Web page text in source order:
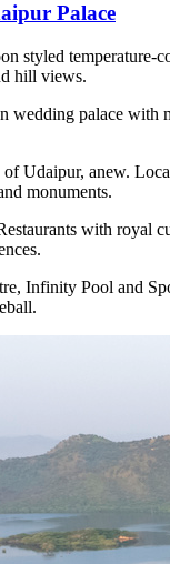
Palace
styled temperature-
hill views.
wedding palace with
Udaipur, anew.
monuments.
with royal
Infinity Pool and